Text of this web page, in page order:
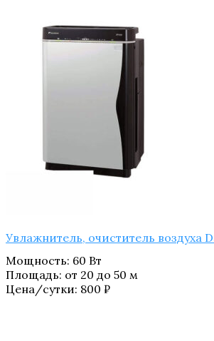
Увлажнитель, очиститель воздуха
Мощность: 60 Вт
Площадь: от 20 до 50 м
Цена/сутки: 800 ₽